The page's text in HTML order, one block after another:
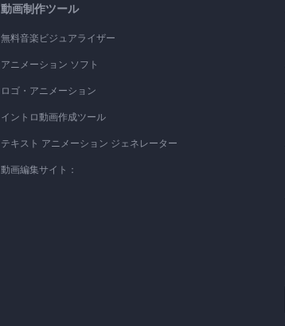
動画制作ツール
無料音楽ビジュアライザー
アニメーション ソフト
ロゴ・アニメーション
イントロ動画作成ツール
テキスト アニメーション ジェネレーター
動画編集サイト：